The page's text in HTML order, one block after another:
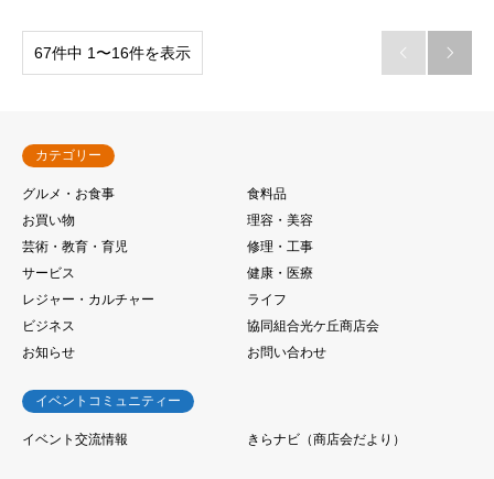
67件中 1〜16件を表示  
カテゴリー
グルメ・お食事
食料品
お買い物
理容・美容
芸術・教育・育児
修理・工事
サービス
健康・医療
レジャー・カルチャー
ライフ
ビジネス
協同組合光ケ丘商店会
お知らせ
お問い合わせ
イベントコミュニティー
イベント交流情報 きらナビ（商店会だより）